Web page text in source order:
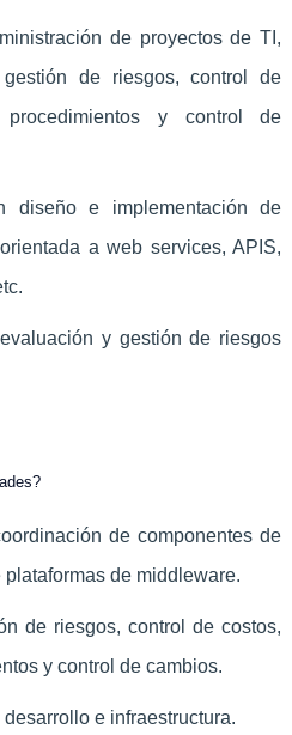
de proyectos de TI,
gestión de riesgos, control de
y control de
diseño e implementación de
a web services, APIS,
y gestión de riesgos
de componentes de
de middleware.
de riesgos, control de costos,
y control de cambios.
e infraestructura.